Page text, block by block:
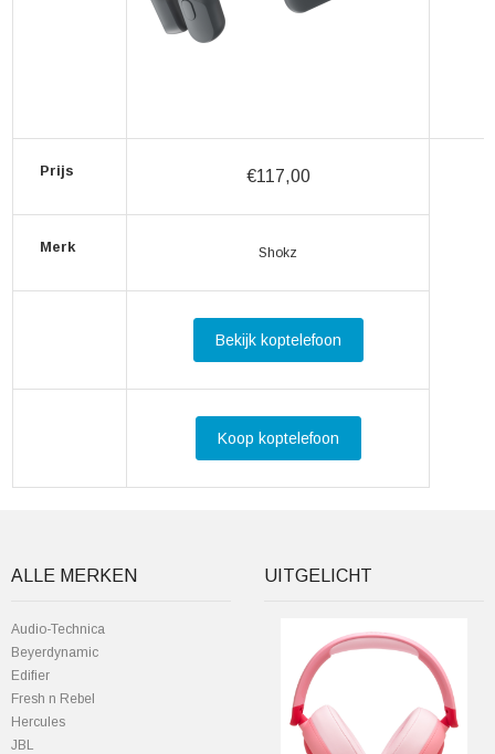
Prijs €117,00
Merk Shokz
Bekijk koptelefoon
Koop koptelefoon
ALLE MERKEN
Audio-Technica
Beyerdynamic
Edifier
Fresh n Rebel
Hercules
JBL
UITGELICHT